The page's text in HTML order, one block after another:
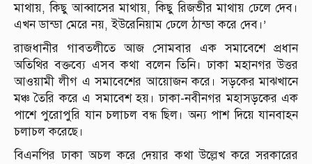
মাথায়, কিছু আব্বাসের মাথায়, কিছু রিজভীর মাথায় ঢেলে দেব।
এখন ডান্ডা মেরে নয়, ইউরেনিয়াম ঢেলে ঠান্ডা করে দেব।’
রাজধানীর গাবতলীতে আজ সোমবার এক সমাবেশে প্রধান
অতিথির বক্তব্যে এসব কথা বলেন তিনি। ঢাকা মহানগর উত্তর
আওয়ামী লীগ এ সমাবেশের আয়োজন করে। সড়কের মাঝখানে
মঞ্চ তৈরি করে এ সমাবেশ হয়। ঢাকা-নবীনগর মহাসড়কের এক
পাশে পুরোপুরি যান চলাচল বন্ধ ছিল। অন্য পাশ দিয়ে যানবাহন
চলাচল করেছে।
বিএনপির ঢাকা অচল করে দেয়ার কথা উল্লেখ করে সরকারের